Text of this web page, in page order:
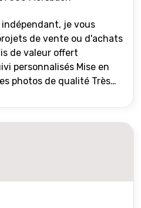
je vous
de vente ou d'achats
personnalisés Mise en
photos de qualité Très
du financement des
financiers
Inter agence